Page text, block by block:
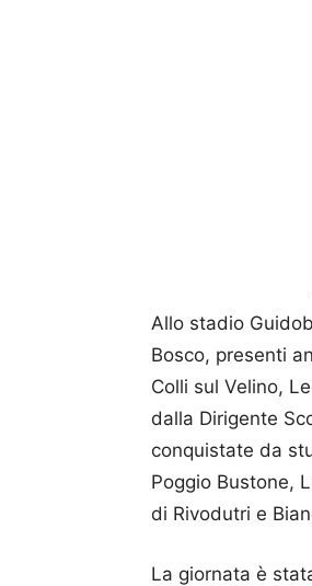
Allo stadio
Bosco, presenti
Colli sul Velino,
dalla Dirigente
conquistate da
Poggio Bustone,
di Rivodutri e
La giornata è